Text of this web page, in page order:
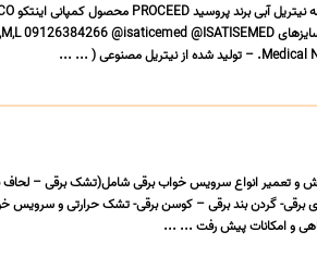
تعمیر انواع سرویس خواب برقی شامل(تشک برقی – لحاف
برقی- گردن بند برقی – کوسن برقی- تشک حرارتی و سرویس
و امکانات پیش رفت ... ...